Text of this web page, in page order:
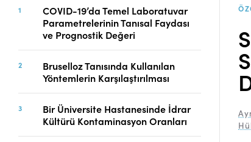
Amaç ve Kapsam
Açık Erişim İlkesi
Yayın Kurulu
Editoryal Süreç
Danışmanlık Süreci
Yazarlara Bilgi
Online Makale
Gönderimi
COVID-19’da Temel Laboratuvar
Parametrelerinin Tanısal Faydası
ve Prognostik Değeri
Bruselloz Tanısında Kullanılan
Yöntemlerin Karşılaştırılması
Bir Üniversite Hastanesinde İdrar
Kültürü Kontaminasyon Oranları